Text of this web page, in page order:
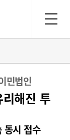
민법인
해진 투
동시 접수